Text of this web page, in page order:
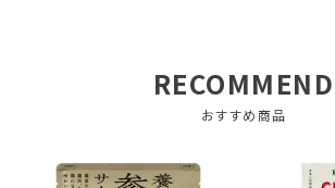
RECOMMEND
おすすめ商品